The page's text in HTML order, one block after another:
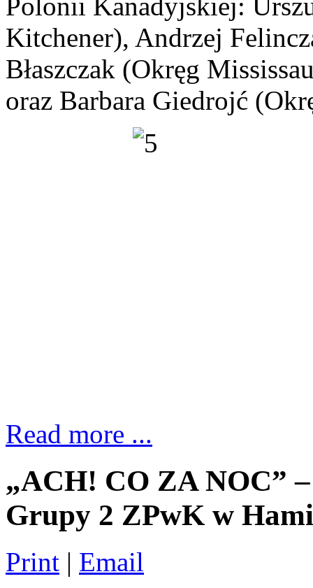
Kitchener), Andrzej
Błaszczak (Okręg
oraz Barbara Giedrojć
Read more ...
„ACH! CO ZA NOC” –
Grupy 2 ZPwK w
Print | Email